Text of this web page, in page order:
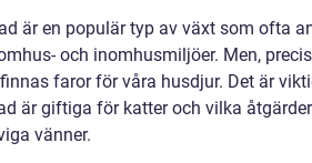
är en populär typ av växt som ofta
och inomhusmiljöer. Men,
faror för våra husdjur. Det är
är giftiga för katter och vilka
vänner.